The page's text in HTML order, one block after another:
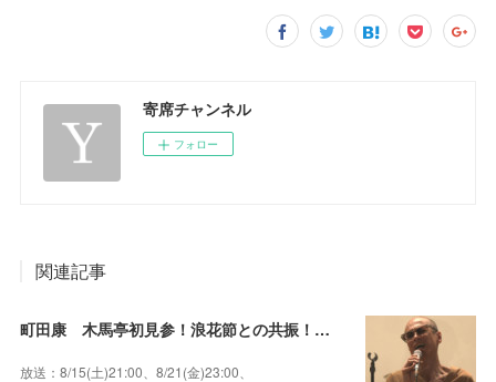
寄席チャンネル
フォロー
関連記事
町田康 木馬亭初見参！浪花節との共振！～マチダ地蔵尊 他
放送：8/15(土)21:00、8/21(金)23:00、